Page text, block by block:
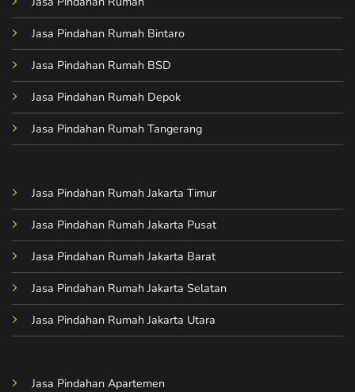
Jasa Pindahan Rumah Bintaro
Jasa Pindahan Rumah BSD
Jasa Pindahan Rumah Depok
Jasa Pindahan Rumah Tangerang
Jasa Pindahan Rumah Jakarta Timur
Jasa Pindahan Rumah Jakarta Pusat
Jasa Pindahan Rumah Jakarta Barat
Jasa Pindahan Rumah Jakarta Selatan
Jasa Pindahan Rumah Jakarta Utara
Jasa Pindahan Apartemen